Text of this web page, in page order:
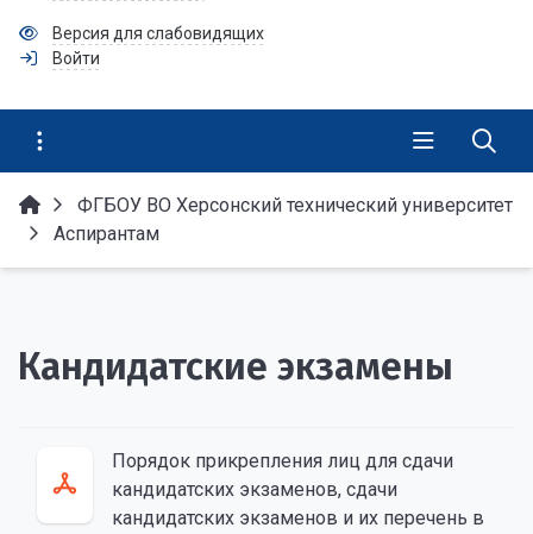
Версия для слабовидящих
Войти
ФГБОУ ВО Херсонский технический университет
Аспирантам
Кандидатские экзамены
Порядок прикрепления лиц для сдачи
кандидатских экзаменов, сдачи
кандидатских экзаменов и их перечень в